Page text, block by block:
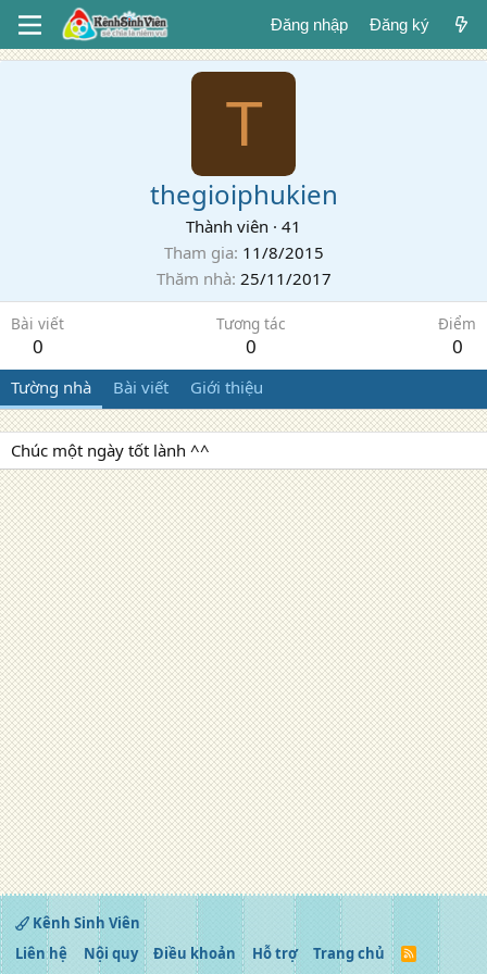
Đăng nhập Đăng ký
T
thegioiphukien
Thành viên · 41
Tham gia 11/8/2015
Thăm nhà 25/11/2017
Bài viết
0
Tương tác
0
Điểm
0
Tường nhà Bài viết Giới thiệu
Chúc một ngày tốt lành ^^
Kênh Sinh Viên
Liên hệ
Nội quy Điều khoản Hỗ trợ Trang chủ
R